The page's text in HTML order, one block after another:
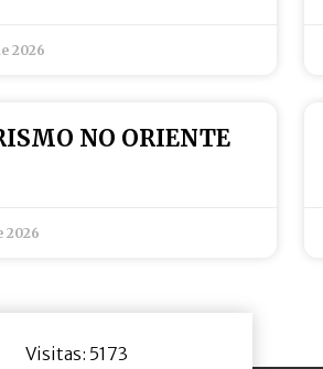
2026
NO ORIENTE
2026
Visitas: 5173